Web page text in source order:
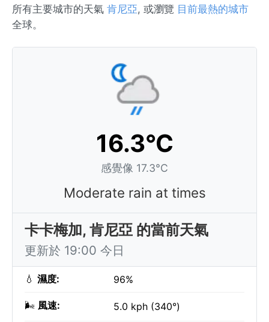
所有主要城市的天氣 肯尼亞, 或瀏覽 目前最熱的城市
全球。
16.3°C
感覺像 17.3°C
Moderate rain at times
卡卡梅加, 肯尼亞 的當前天氣
更新於 19:00 今日
💧 濕度: 96%
🌬️ 風速: 5.0 kph (340°)